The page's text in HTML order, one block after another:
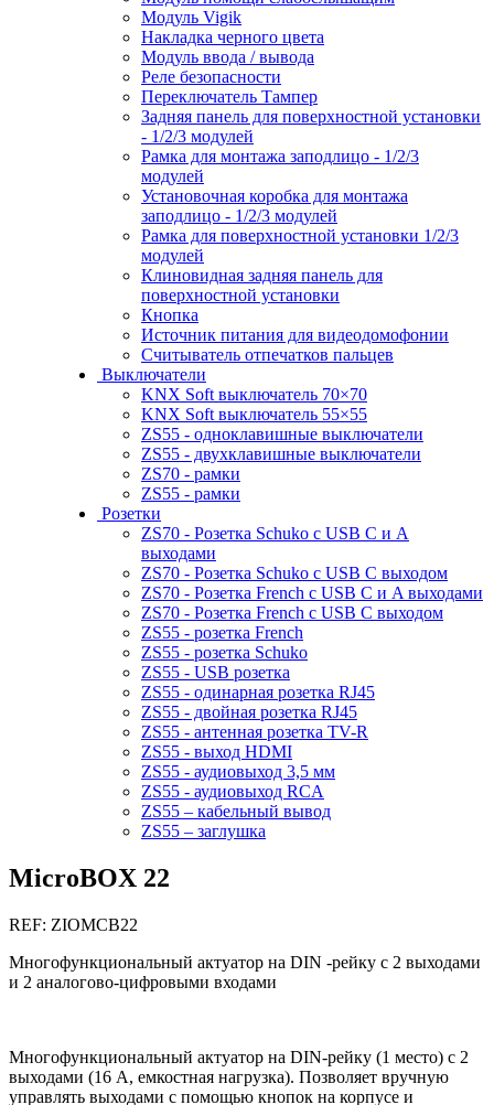
Модуль Vigik
Накладка черного цвета
Модуль ввода / вывода
Реле безопасности
Переключатель Тампер
Задняя панель для поверхностной установки
- 1/2/3 модулей
Рамка для монтажа заподлицо - 1/2/3
модулей
Установочная коробка для монтажа
заподлицо - 1/2/3 модулей
Рамка для поверхностной установки 1/2/3
модулей
Клиновидная задняя панель для
поверхностной установки
Кнопка
Источник питания для видеодомофонии
Считыватель отпечатков пальцев
Выключатели
KNX Soft выключатель 70×70
KNX Soft выключатель 55×55
ZS55 - одноклавишные выключатели
ZS55 - двухклавишные выключатели
ZS70 - рамки
ZS55 - рамки
Розетки
ZS70 - Розетка Schuko с USB C и A
выходами
ZS70 - Розетка Schuko с USB C выходом
ZS70 - Розетка French с USB C и A выходами
ZS70 - Розетка French с USB C выходом
ZS55 - розетка French
ZS55 - розетка Schuko
ZS55 - USB розетка
ZS55 - одинарная розетка RJ45
ZS55 - двойная розетка RJ45
ZS55 - антенная розетка TV-R
ZS55 - выход HDMI
ZS55 - аудиовыход 3,5 мм
ZS55 - аудиовыход RCA
ZS55 – кабельный вывод
ZS55 – заглушка
MicroBOX 22
REF: ZIOMCB22
Многофункциональный актуатор на DIN -рейку с 2 выходами
и 2 аналогово-цифровыми входами
Многофункциональный актуатор на DIN-рейку (1 место) с 2
выходами (16 А, емкостная нагрузка). Позволяет вручную
управлять выходами с помощью кнопок на корпусе и